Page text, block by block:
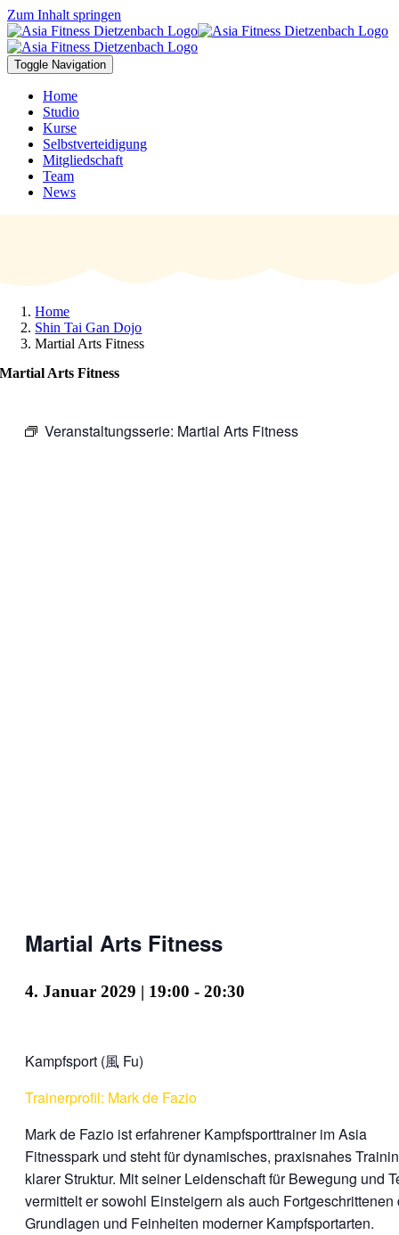
Zum Inhalt springen
Toggle Navigation
Home
Studio
Kurse
Selbstverteidigung
Mitgliedschaft
Team
News
Home
Shin Tai Gan Dojo
Martial Arts Fitness
Martial Arts Fitness
Veranstaltungsserie: Martial Arts Fitness
Martial Arts Fitness
4. Januar 2029 | 19:00 - 20:30
Kampfsport (風 Fu)
Trainerprofil: Mark de Fazio
Mark de Fazio ist erfahrener Kampfsporttrainer im Asia
Fitnesspark und steht für dynamisches, praxisnahes
klarer Struktur. Mit seiner Leidenschaft für Bewegung und
vermittelt er sowohl Einsteigern als auch Fortgeschrittenen
Grundlagen und Feinheiten moderner Kampfsportarten.